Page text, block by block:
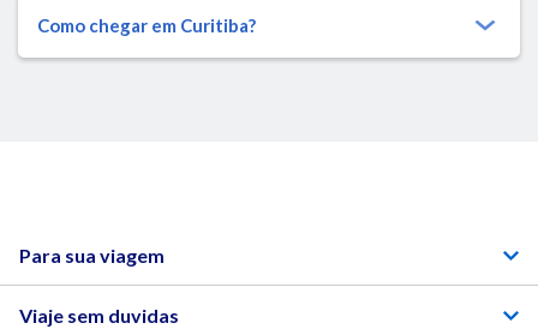
Como chegar em Curitiba?
Para sua viagem
Viaje sem duvidas